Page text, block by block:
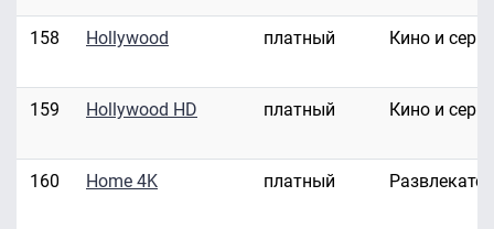
158 Hollywood платный Кино и
159 Hollywood HD платный Кино и
160 Home 4K платный